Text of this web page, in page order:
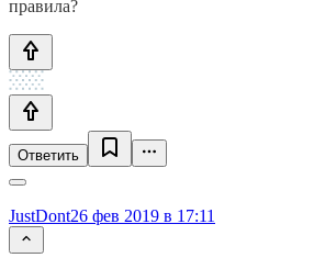
правила?
Ответить
JustDont26 фев 2019 в 17:11